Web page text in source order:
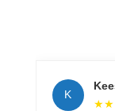
K
★★